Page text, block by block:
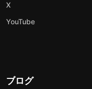
X
YouTube
ブログ